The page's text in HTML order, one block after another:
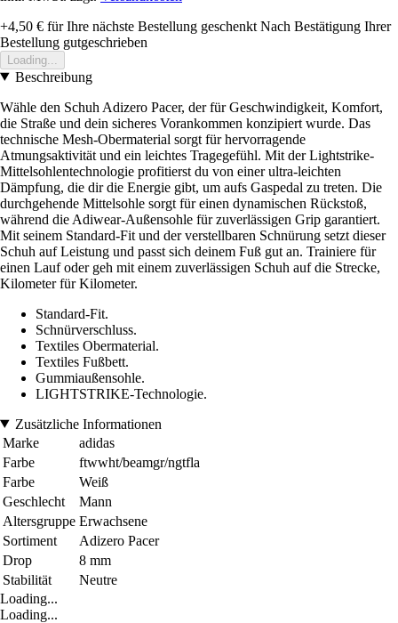
+4,50 € für Ihre nächste Bestellung geschenkt Nach Bestätigung Ihrer
Bestellung gutgeschrieben
Loading...
Beschreibung
Wähle den Schuh Adizero Pacer, der für Geschwindigkeit, Komfort,
die Straße und dein sicheres Vorankommen konzipiert wurde. Das
technische Mesh-Obermaterial sorgt für hervorragende
Atmungsaktivität und ein leichtes Tragegefühl. Mit der Lightstrike-
Mittelsohlentechnologie profitierst du von einer ultra-leichten
Dämpfung, die dir die Energie gibt, um aufs Gaspedal zu treten. Die
durchgehende Mittelsohle sorgt für einen dynamischen Rückstoß,
während die Adiwear-Außensohle für zuverlässigen Grip garantiert.
Mit seinem Standard-Fit und der verstellbaren Schnürung setzt dieser
Schuh auf Leistung und passt sich deinem Fuß gut an. Trainiere für
einen Lauf oder geh mit einem zuverlässigen Schuh auf die Strecke,
Kilometer für Kilometer.
Standard-Fit.
Schnürverschluss.
Textiles Obermaterial.
Textiles Fußbett.
Gummiaußensohle.
LIGHTSTRIKE-Technologie.
Zusätzliche Informationen
Marke
adidas
Farbe
ftwwht/beamgr/ngtfla
Farbe
Weiß
Geschlecht
Mann
Altersgruppe Erwachsene
Sortiment
Adizero Pacer
Drop
8 mm
Stabilität
Neutre
Loading...
Loading...